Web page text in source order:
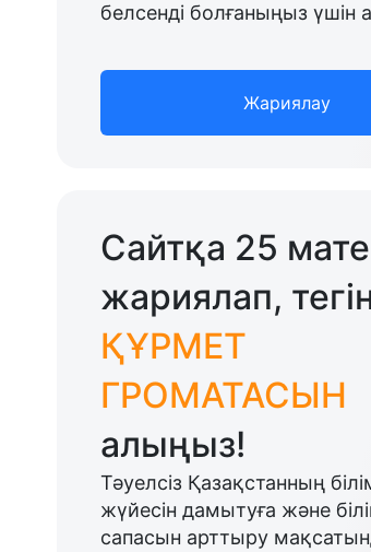
белсенді болғаныңыз үшін
Жариялау
Сайтқа 25
жариялап,
ҚҰРМЕТ
ГРОМАТАСЫН
алыңыз!
Тәуелсіз Қазақстанның
жүйесін дамытуға және
сапасын арттыру